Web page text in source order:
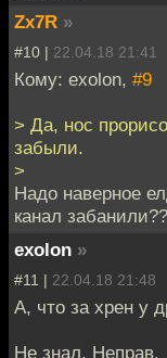
Zx7R »
#10 | 22.04.18 21:41
Кому: exolon, #9
> Да, нос
забыли.
>
Надо наверное
канал забанили??
exolon »
#11 | 22.04.18 21:48
А, что за хрен у
Не знал. Неправ.